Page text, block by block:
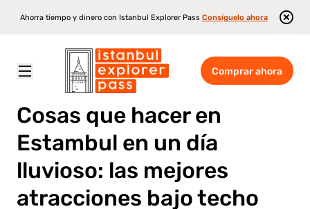
Ahorra tiempo y dinero con Istanbul Explorer Pass Consíguelo ahora
Comprar ahora
Istanbul Explorer Pass \ Blog \ Cosas que hacer en Estambul en un día lluvioso: las mejores atracciones bajo techo
Cosas que hacer en
Estambul en un día
lluvioso: las mejores
atracciones bajo techo